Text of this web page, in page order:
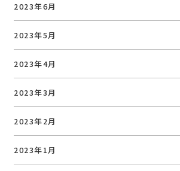
2023年6月
2023年5月
2023年4月
2023年3月
2023年2月
2023年1月